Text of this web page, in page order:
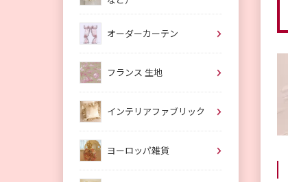
オーダーカーテン
フランス 生地
インテリアファブリック
ヨーロッパ雑貨